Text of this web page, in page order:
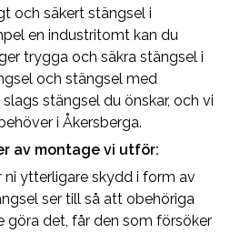
och säkert stängsel i
en industritomt kan du
trygga och säkra stängsel i
och stängsel med
stängsel du önskar, och vi
i Åkersberga.
av montage vi utför:
ni ytterligare skydd i form av
ser till så att obehöriga
göra det, får den som försöker